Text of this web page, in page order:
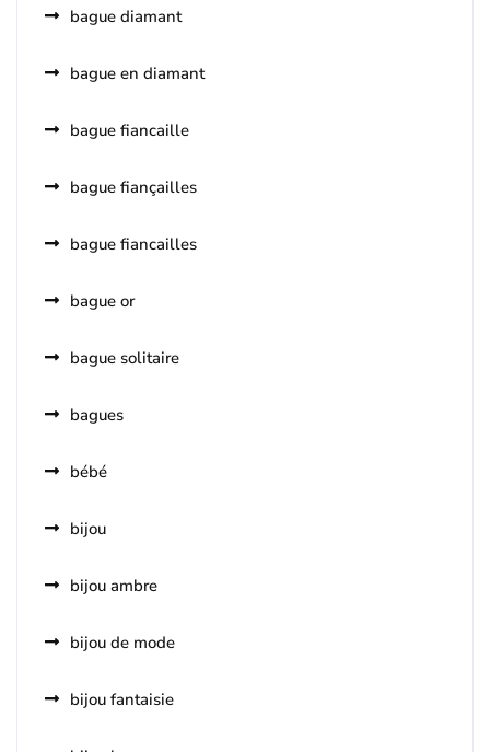
bague diamant
bague en diamant
bague fiancaille
bague fiançailles
bague fiancailles
bague or
bague solitaire
bagues
bébé
bijou
bijou ambre
bijou de mode
bijou fantaisie